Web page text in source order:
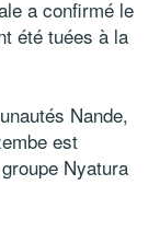
a confirmé le
été tuées à la
Nande,
est
Nyatura